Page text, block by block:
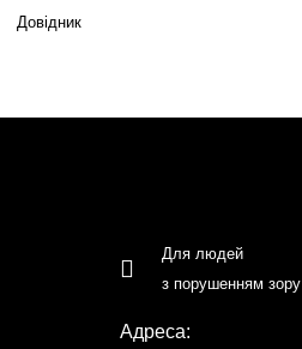
Довідник
Для людей
з порушенням зору
Адреса: